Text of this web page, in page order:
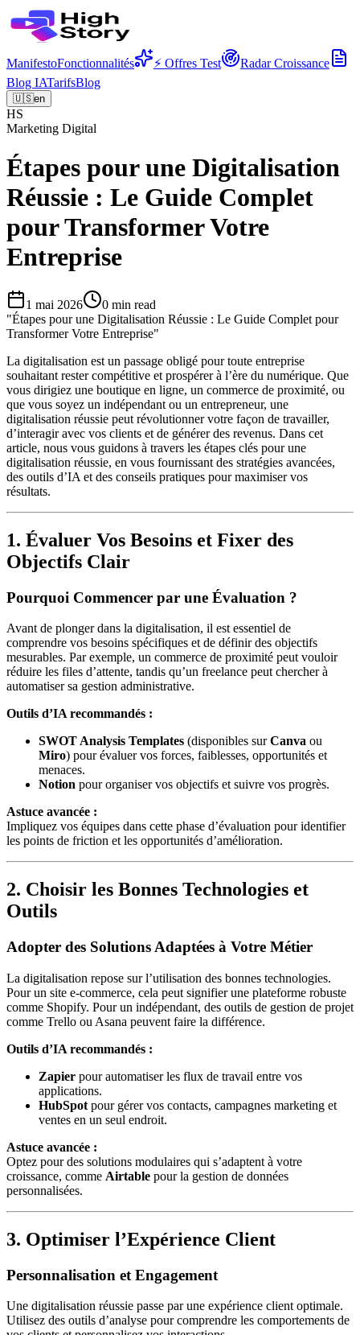
ManifestoFonctionnalités ⚡ Offres Test
Radar Croissance
Blog IATarifsBlog
🇺🇸en
HS
Marketing Digital
Étapes pour une Digitalisation
Réussie : Le Guide Complet
pour Transformer Votre
Entreprise
1 mai 2026 0 min read
"Étapes pour une Digitalisation Réussie : Le Guide Complet pour
Transformer Votre Entreprise"
La digitalisation est un passage obligé pour toute entreprise
souhaitant rester compétitive et prospérer à l’ère du numérique. Que
vous dirigiez une boutique en ligne, un commerce de proximité, ou
que vous soyez un indépendant ou un entrepreneur, une
digitalisation réussie peut révolutionner votre façon de travailler,
d’interagir avec vos clients et de générer des revenus. Dans cet
article, nous vous guidons à travers les étapes clés pour une
digitalisation réussie, en vous fournissant des stratégies avancées,
des outils d’IA et des conseils pratiques pour maximiser vos
résultats.
1. Évaluer Vos Besoins et Fixer des
Objectifs Clair
Pourquoi Commencer par une Évaluation ?
Avant de plonger dans la digitalisation, il est essentiel de
comprendre vos besoins spécifiques et de définir des objectifs
mesurables. Par exemple, un commerce de proximité peut vouloir
réduire les files d’attente, tandis qu’un freelance peut chercher à
automatiser sa gestion administrative.
Outils d’IA recommandés :
SWOT Analysis Templates (disponibles surCanva ou
Miro) pour évaluer vos forces, faiblesses, opportunités et
menaces.
Notion pour organiser vos objectifs et suivre vos progrès.
Astuce avancée :
Impliquez vos équipes dans cette phase d’évaluation pour identifier
les points de friction et les opportunités d’amélioration.
2. Choisir les Bonnes Technologies et
Outils
Adopter des Solutions Adaptées à Votre Métier
La digitalisation repose sur l’utilisation des bonnes technologies.
Pour un site e-commerce, cela peut signifier une plateforme robuste
comme Shopify. Pour un indépendant, des outils de gestion de projet
comme Trello ou Asana peuvent faire la différence.
Outils d’IA recommandés :
Zapier pour automatiser les flux de travail entre vos
applications.
HubSpot pour gérer vos contacts, campagnes marketing et
ventes en un seul endroit.
Astuce avancée :
Optez pour des solutions modulaires qui s’adaptent à votre
croissance, comme Airtable pour la gestion de données
personnalisées.
3. Optimiser l’Expérience Client
Personnalisation et Engagement
Une digitalisation réussie passe par une expérience client optimale.
Utilisez des outils d’analyse pour comprendre les comportements de